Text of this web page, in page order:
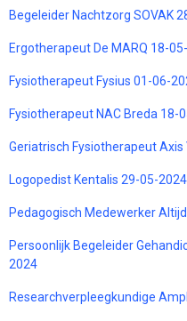
Begeleider Nachtzorg SOVAK
Ergotherapeut De MARQ 18-
Fysiotherapeut Fysius 01-06-
Fysiotherapeut NAC Breda 18-
Geriatrisch Fysiotherapeut
Logopedist Kentalis 29-05-2024
Pedagogisch Medewerker
Persoonlijk Begeleider
2024
Researchverpleegkundige